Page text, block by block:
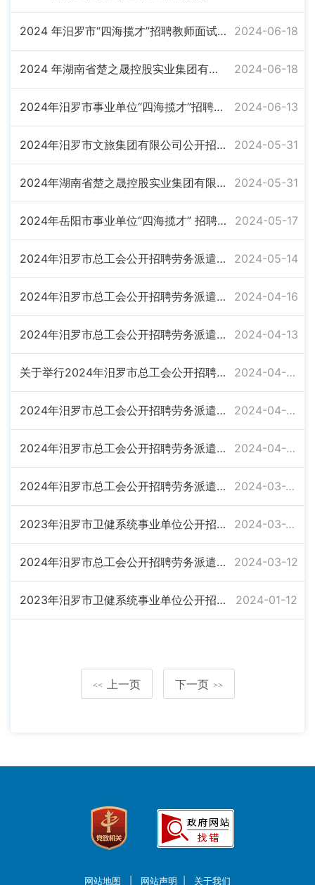
2024 年汨罗市“四海揽才”招聘教师面试公告 2024-06-18
2024 年湖南省楚之晟控股实业集团有限公司公开招聘正式员工岗位计划调整公告 2024-06-18
2024年汨罗市事业单位“四海揽才”招聘工作人员资格复审公告 2024-06-13
2024年汨罗市文旅集团有限公司公开招聘正式员工公告 2024-05-31
2024年湖南省楚之晟控股实业集团有限公司公开招聘正式员工公告 2024-05-31
2024年岳阳市事业单位“四海揽才” 招聘工作人员公告 2024-05-17
2024年汨罗市总工会公开招聘劳务派遣人员拟聘对象和暂缓聘用考生名单公示 2024-05-14
2024年汨罗市总工会公开招聘劳务派遣人员体检公告 2024-04-16
2024年汨罗市总工会公开招聘劳务派遣人员面试成绩及综合成绩公示 2024-04-13
关于举行2024年汨罗市总工会公开招聘劳务派遣人员面试的公告 2024-04-09
2024年汨罗市总工会公开招聘劳务派遣人员考试入围资格复审人员名单及资格复审公告 2024-04-08
2024年汨罗市总工会公开招聘劳务派遣人员笔试成绩公示 2024-04-07
2024年汨罗市总工会公开招聘劳务派遣人员笔试公告 2024-03-28
2023年汨罗市卫健系统事业单位公开招聘工作人员拟聘对象名单公示 2024-03-26
2024年汨罗市总工会公开招聘劳务派遣人员公告 2024-03-12
2023年汨罗市卫健系统事业单位公开招聘工作人员体检公告 2024-01-12
<< 上一页 下一页 >>
网站地图 网站声明 关于我们